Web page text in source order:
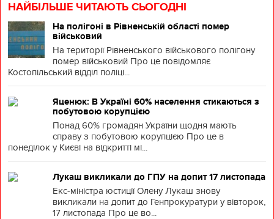
НАЙБІЛЬШЕ ЧИТАЮТЬ СЬОГОДНІ
На полігоні в Рівненській області помер
військовий
На території Рівненського військового полігону
помер військовий Про це повідомляє
Костопільський відділ поліці...
Яценюк: В Україні 60% населення стикаються з
побутовою корупцією
Понад 60% громадян України щодня мають
справу з побутовою корупцією Про це в
понеділок у Києві на відкритті мі...
Лукаш викликали до ГПУ на допит 17 листопада
Екс-міністра юстиції Олену Лукаш знову
викликали на допит до Генпрокуратури у вівторок,
17 листопада Про це во...